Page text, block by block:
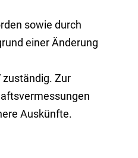
sowie durch
einer Änderung
Zur
Auskünfte.